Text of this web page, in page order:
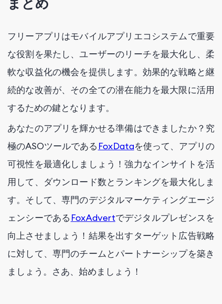
フリーアプリはモバイルアプリエコシステムで重要
な役割を果たし、ユーザーのリーチを最大化し、柔
軟な収益化の機会を提供します。効果的な戦略と継
続的な改善が、その全ての潜在能力を最大限に活用
するための鍵となります。
あなたのアプリを輝かせる準備はできましたか？究
極のASOツールである FoxDataを使って、アプリの
可視性を最適化しましょう！強力なインサイトを活
用して、ダウンロード数とランキングを最大化しま
す。そして、専門のデジタルマーケティングエージ
ェンシーである FoxAdvertでデジタルプレゼンスを
向上させましょう！結果を出すターゲット広告戦略
に対して、専門のチームとパートナーシップを築き
ましょう。さあ、始めましょう！